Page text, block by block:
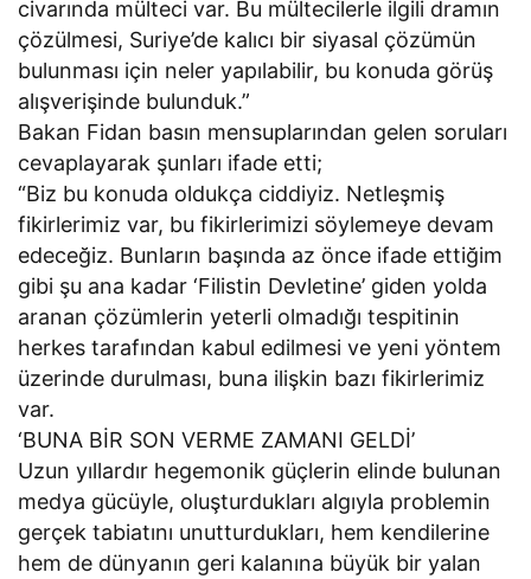
civarında mülteci var. Bu mültecilerle ilgili dramın
çözülmesi, Suriye’de kalıcı bir siyasal çözümün
bulunması için neler yapılabilir, bu konuda görüş
alışverişinde bulunduk.”
Bakan Fidan basın mensuplarından gelen soruları
cevaplayarak şunları ifade etti;
“Biz bu konuda oldukça ciddiyiz. Netleşmiş
fikirlerimiz var, bu fikirlerimizi söylemeye devam
edeceğiz. Bunların başında az önce ifade ettiğim
gibi şu ana kadar ‘Filistin Devletine’ giden yolda
aranan çözümlerin yeterli olmadığı tespitinin
herkes tarafından kabul edilmesi ve yeni yöntem
üzerinde durulması, buna ilişkin bazı fikirlerimiz
var.
‘BUNA BİR SON VERME ZAMANI GELDİ’
Uzun yıllardır hegemonik güçlerin elinde bulunan
medya gücüyle, oluşturdukları algıyla problemin
gerçek tabiatını unutturdukları, hem kendilerine
hem de dünyanın geri kalanına büyük bir yalan